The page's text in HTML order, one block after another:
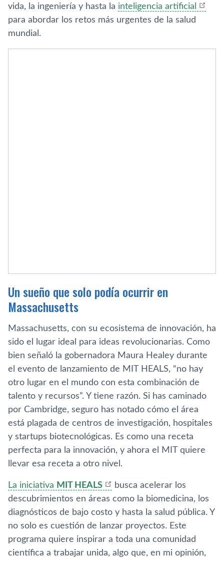
vida, la ingeniería y hasta la inteligencia artificial
para abordar los retos más urgentes de la salud
mundial.
Un sueño que solo podía ocurrir en
Massachusetts
Massachusetts, con su ecosistema de innovación, ha
sido el lugar ideal para ideas revolucionarias. Como
bien señaló la gobernadora Maura Healey durante
el evento de lanzamiento de MIT HEALS, “no hay
otro lugar en el mundo con esta combinación de
talento y recursos”. Y tiene razón. Si has caminado
por Cambridge, seguro has notado cómo el área
está plagada de centros de investigación, hospitales
y startups biotecnológicas. Es como una receta
perfecta para la innovación, y ahora el MIT quiere
llevar esa receta a otro nivel.
La iniciativa MIT HEALS
busca acelerar los
descubrimientos en áreas como la biomedicina, los
diagnósticos de bajo costo y hasta la salud pública. Y
no solo es cuestión de lanzar proyectos. Este
programa quiere inspirar a toda una comunidad
científica a trabajar unida, algo que, en mi opinión,